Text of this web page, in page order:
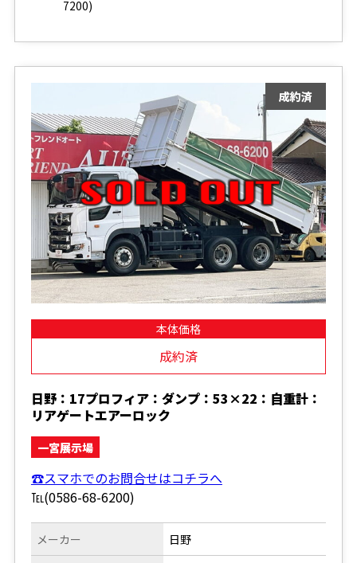
7200)
本体価格
成約済
日野：17プロフィア：ダンプ：53×22：自重計：
リアゲートエアーロック
一宮展示場
☎スマホでのお問合せはコチラへ
℡(0586-68-6200)
メーカー 日野